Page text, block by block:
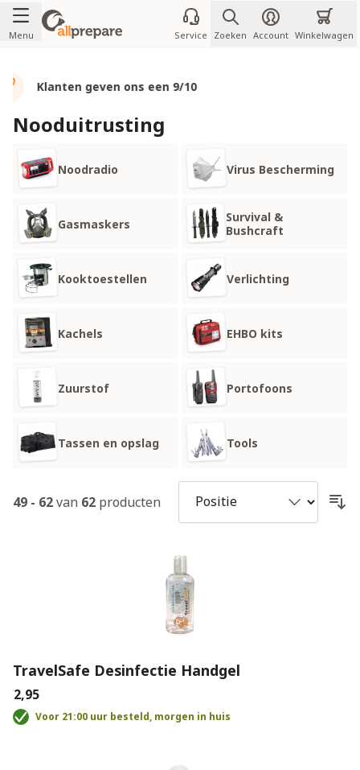
Ga naar de inhoud
Menu Service Zoeken Account Winkelwagen
Nooduitrusting
Noodradio Virus Bescherming
Gasmaskers
Survival &
Bushcraft
Kooktoestellen Verlichting
Kachels EHBO kits
Zuurstof Portofoons
Tassen en opslag Tools
49 - 62van 62 producten
TravelSafe Desinfectie Handgel
€2,95
Voor 21:00 uur besteld, morgen in huis